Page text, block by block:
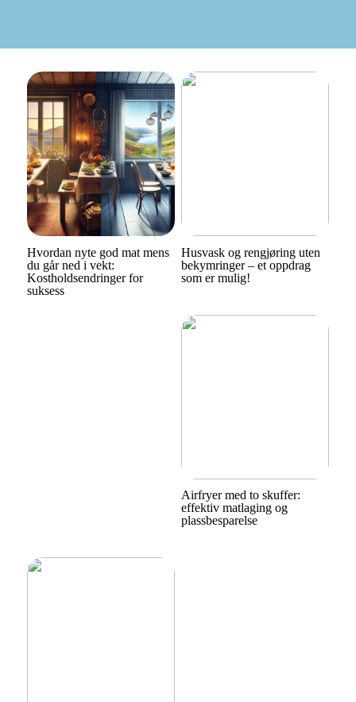
Hvordan nyte god mat mens
du går ned i vekt:
Kostholdsendringer for
suksess
Husvask og rengjøring uten
bekymringer – et oppdrag
som er mulig!
Airfryer med to skuffer:
effektiv matlaging og
plassbesparelse